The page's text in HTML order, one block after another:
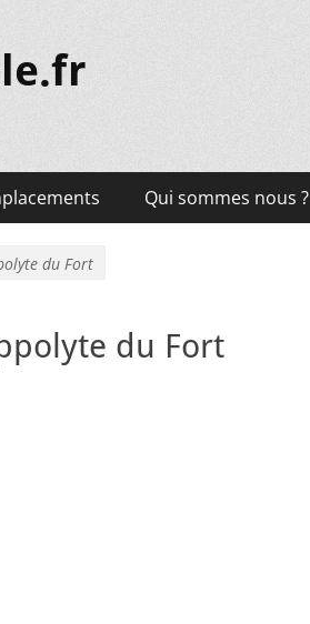
Qui sommes nous ?
du Fort
du Fort